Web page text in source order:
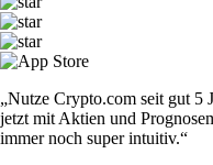
„Nutze Crypto.com seit gut 5
jetzt mit Aktien und
immer noch super intuitiv.“